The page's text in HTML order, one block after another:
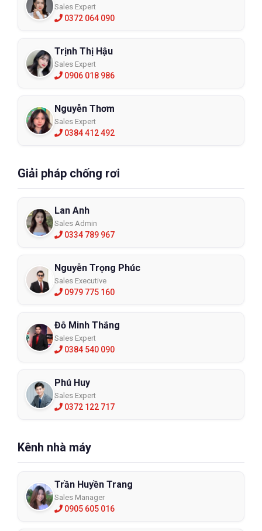
Sales Expert
0372 064 090
Trịnh Thị Hậu
Sales Expert
0906 018 986
Nguyễn Thơm
Sales Expert
0384 412 492
Giải pháp chống rơi
Lan Anh
Sales Admin
0334 789 967
Nguyễn Trọng Phúc
Sales Executive
0979 775 160
Đỗ Minh Thắng
Sales Expert
0384 540 090
Phú Huy
Sales Expert
0372 122 717
Kênh nhà máy
Trần Huyền Trang
Sales Manager
0905 605 016